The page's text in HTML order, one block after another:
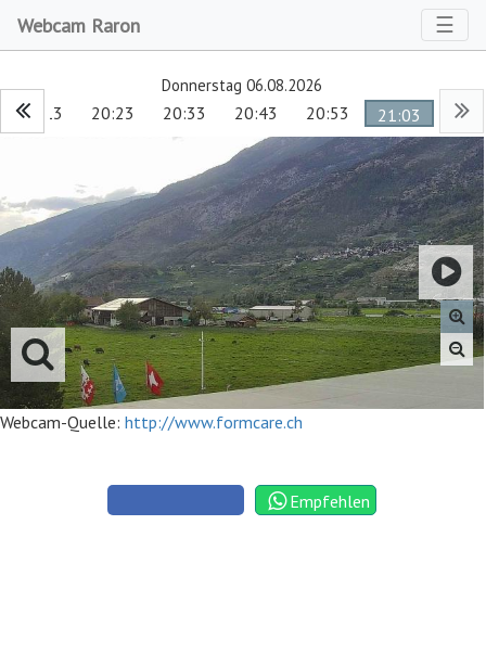
Webcam Raron ☰
Donnerstag 06.08.2026
20:13 20:23 20:33 20:43 20:53 21:03
Webcam-Quelle: http://www.formcare.ch
Empfehlen